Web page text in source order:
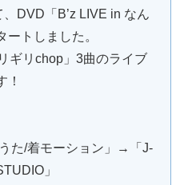
DVD「B’z LIVE in なん
ートしました。
ギリchop」3曲のライブ
！
た/着モーション」→「J-
」